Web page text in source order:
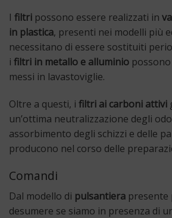
I filtri possono essere realizzati in
in plastica, presenti nei modelli più
necessitano di essere sostituiti
i filtri in metallo e alluminio
messi in lavastoviglie.
Oltre a questi, i filtri ai carboni attivi
un’ottima neutralizzazione degli
assorbimento degli schizzi e delle
producono nel corso delle
Comandi
Dal modello di pulsantiera presente
desumere se siamo in presenza di